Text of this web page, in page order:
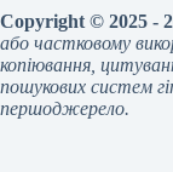
Copyright © 2025 -
або частковому
копіювання,
пошукових систем
першоджерело.